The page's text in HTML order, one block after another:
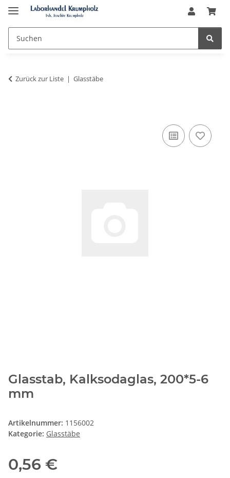
Zurück zur Liste Glasstäbe
Glasstab, Kalksodaglas, 200*5-6
mm
Artikelnummer: 1156002
Kategorie: Glasstäbe
0,56 €